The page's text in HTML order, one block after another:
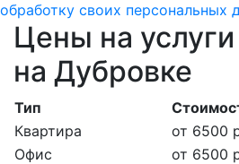
обработку своих персональных
Цены на
на Дубровке
Тип
Квартира
от 6500
Офис
от 6500